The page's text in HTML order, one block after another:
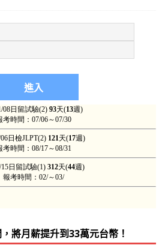
將月薪提升到33萬元台幣！